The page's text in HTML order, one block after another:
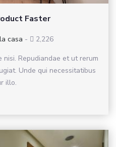
Faster
casa -
2,226
Repudiandae et ut rerum
Unde qui necessitatibus
illo.